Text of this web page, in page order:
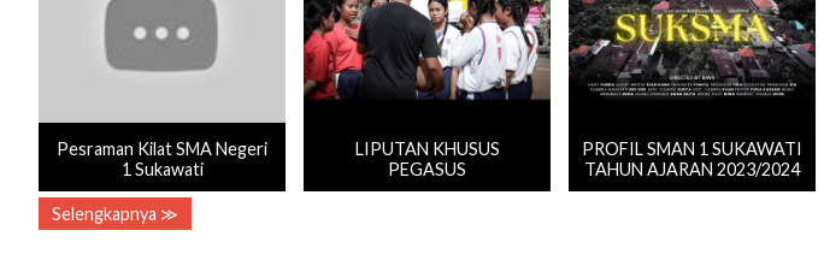
Pesraman Kilat SMA Negeri
1 Sukawati
LIPUTAN KHUSUS
PEGASUS
PROFIL SMAN 1 SUKAWATI
TAHUN AJARAN 2023/2024
Selengkapnya ≫